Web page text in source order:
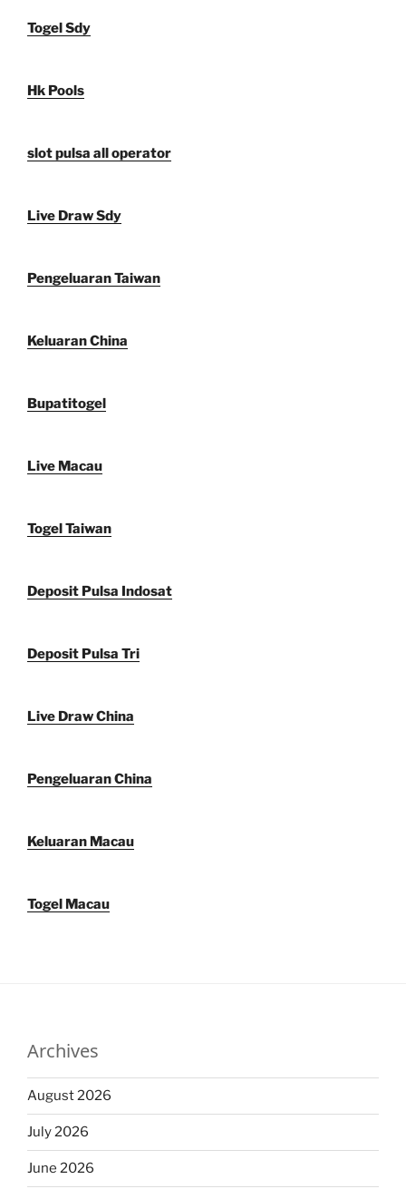
Togel Sdy
Hk Pools
slot pulsa all operator
Live Draw Sdy
Pengeluaran Taiwan
Keluaran China
Bupatitogel
Live Macau
Togel Taiwan
Deposit Pulsa Indosat
Deposit Pulsa Tri
Live Draw China
Pengeluaran China
Keluaran Macau
Togel Macau
Archives
August 2026
July 2026
June 2026